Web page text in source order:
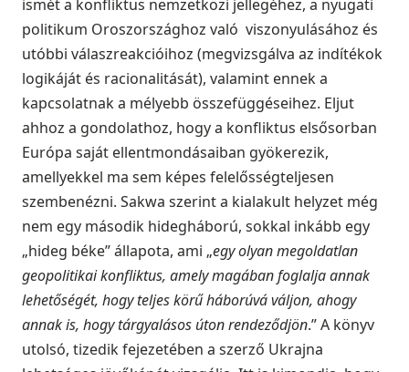
ismét a konfliktus nemzetközi jellegéhez, a nyugati
politikum Oroszországhoz való viszonyulásához és
utóbbi válaszreakcióihoz (megvizsgálva az indítékok
logikáját és racionalitását), valamint ennek a
kapcsolatnak a mélyebb összefüggéseihez. Eljut
ahhoz a gondolathoz, hogy a konfliktus elsősorban
Európa saját ellentmondásaiban gyökerezik,
amellyekkel ma sem képes felelősségteljesen
szembenézni. Sakwa szerint a kialakult helyzet még
nem egy második hidegháború, sokkal inkább egy
„hideg béke” állapota, ami „egy olyan megoldatlan
geopolitikai konfliktus, amely magában foglalja annak
lehetőségét, hogy teljes körű háborúvá váljon, ahogy
annak is, hogy tárgyalásos úton rendeződjön.” A könyv
utolsó, tizedik fejezetében a szerző Ukrajna